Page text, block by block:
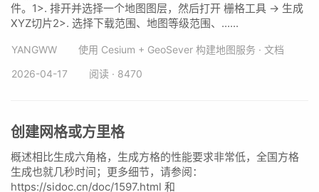
件。1>. 排开并选择一个地图图层，然后打开 栅格工具 -> 生成
XYZ切片2>. 选择下载范围、地图等级范围、......
YANGWW
使用 Cesium + GeoSever 构建地图服务 · 文档
2026-04-17
阅读 · 8470
创建网格或方里格
概述相比生成六角格，生成方格的性能要求非常低，全国方格
生成也就几秒时间；更多细节，请参阅：
https://sidoc.cn/doc/1597.html 和